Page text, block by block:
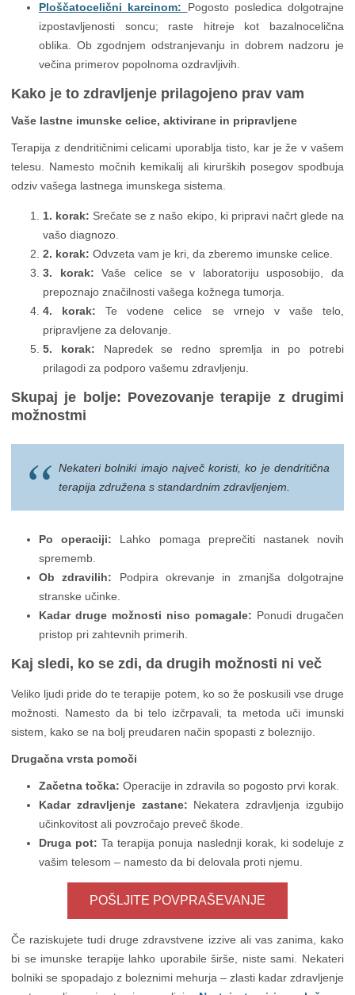
Ploščatocelični karcinom:
Pogosto posledica dolgotrajne
izpostavljenosti soncu; raste hitreje kot bazalnocelična
oblika. Ob zgodnjem odstranjevanju in dobrem nadzoru je
večina primerov popolnoma ozdravljivih.
Kako je to zdravljenje prilagojeno prav vam
Vaše lastne imunske celice, aktivirane in pripravljene
Terapija z dendritičnimi celicami uporablja tisto, kar je že v vašem
telesu. Namesto močnih kemikalij ali kirurških posegov spodbuja
odziv vašega lastnega imunskega sistema.
1. korak: Srečate se z našo ekipo, ki pripravi načrt glede na
vašo diagnozo.
2. korak: Odvzeta vam je kri, da zberemo imunske celice.
3. korak: Vaše celice se v laboratoriju usposobijo, da
prepoznajo značilnosti vašega kožnega tumorja.
4. korak: Te vodene celice se vrnejo v vaše telo,
pripravljene za delovanje.
5. korak: Napredek se redno spremlja in po potrebi
prilagodi za podporo vašemu zdravljenju.
Skupaj je bolje: Povezovanje terapije z drugimi
možnostmi
Nekateri bolniki imajo največ koristi, ko je dendritična
terapija združena s standardnim zdravljenjem.
Po operaciji: Lahko pomaga preprečiti nastanek novih
sprememb.
Ob zdravilih: Podpira okrevanje in zmanjša dolgotrajne
stranske učinke.
Kadar druge možnosti niso pomagale: Ponudi drugačen
pristop pri zahtevnih primerih.
Kaj sledi, ko se zdi, da drugih možnosti ni več
Veliko ljudi pride do te terapije potem, ko so že poskusili vse druge
možnosti. Namesto da bi telo izčrpavali, ta metoda uči imunski
sistem, kako se na bolj preudaren način spopasti z boleznijo.
Drugačna vrsta pomoči
Začetna točka: Operacije in zdravila so pogosto prvi korak.
Kadar zdravljenje zastane: Nekatera zdravljenja izgubijo
učinkovitost ali povzročajo preveč škode.
Druga pot: Ta terapija ponuja naslednji korak, ki sodeluje z
vašim telesom – namesto da bi delovala proti njemu.
POŠLJITE POVPRAŠEVANJE
Če raziskujete tudi druge zdravstvene izzive ali vas zanima, kako
bi se imunske terapije lahko uporabile širše, niste sami. Nekateri
bolniki se spopadajo z boleznimi mehurja – zlasti kadar zdravljenje